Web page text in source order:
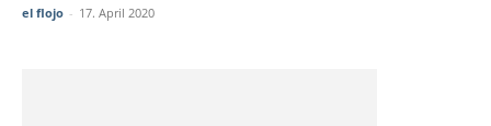
el flojo - 17. April 2020